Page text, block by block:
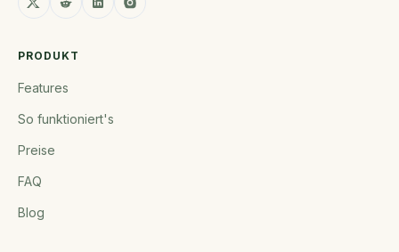
PRODUKT
Features
So funktioniert's
Preise
FAQ
Blog